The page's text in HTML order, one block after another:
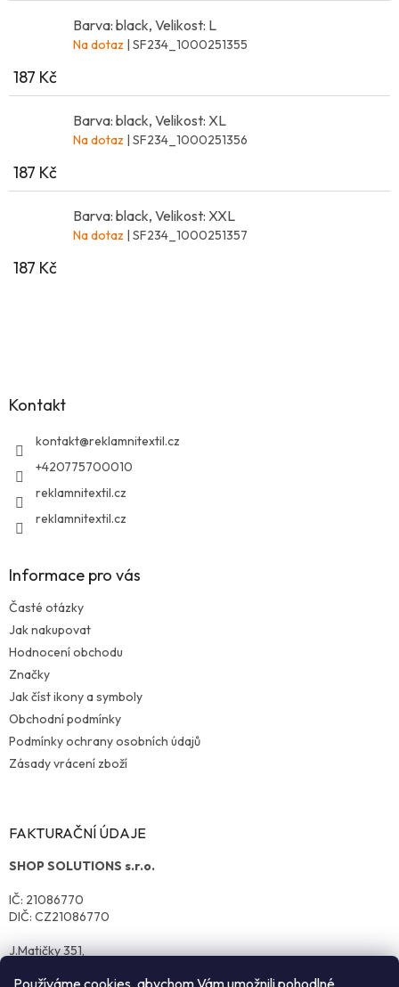
Používáme cookies, abychom Vám umožnili pohodlné
Barva: black, Velikost: L
Na dotaz | SF234_1000251355
187 Kč
Barva: black, Velikost: XL
Na dotaz | SF234_1000251356
187 Kč
Barva: black, Velikost: XXL
Na dotaz | SF234_1000251357
187 Kč
Kontakt
kontakt@reklamnitextil.cz
+420775700010
reklamnitextil.cz
reklamnitextil.cz
Informace pro vás
Časté otázky
Jak nakupovat
Hodnocení obchodu
Značky
Jak číst ikony a symboly
Obchodní podmínky
Podmínky ochrany osobních údajů
Zásady vrácení zboží
FAKTURAČNÍ ÚDAJE
SHOP SOLUTIONS s.r.o.
IČ: 21086770
DIČ: CZ21086770
J.Matičky 351,